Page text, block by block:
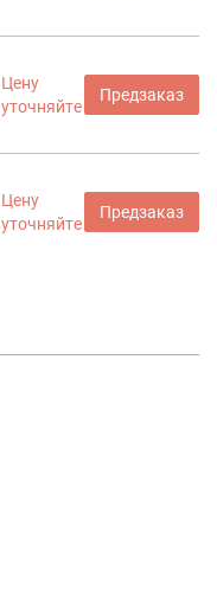
Цену
уточняйте
Предзаказ
Цену
уточняйте
Предзаказ